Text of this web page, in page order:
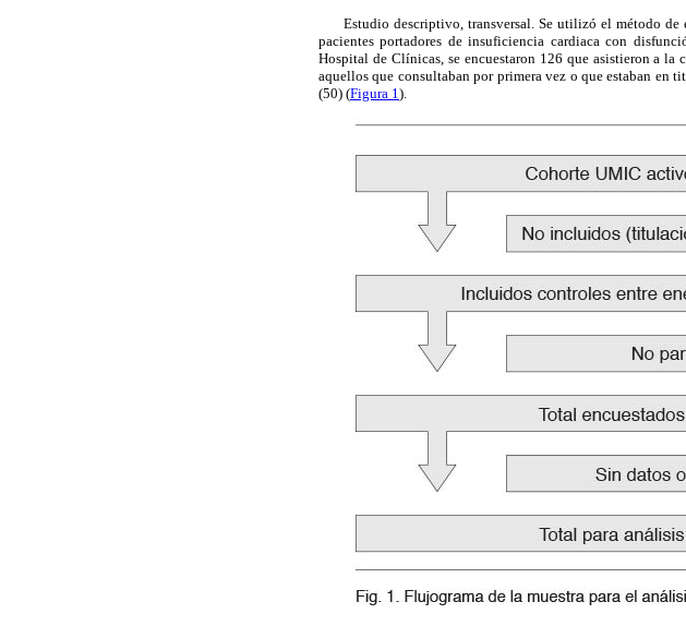
Estudio descriptivo, transversal. Se utilizó el método
pacientes portadores de insuficiencia cardiaca con
Hospital de Clínicas, se encuestaron 126 que asistieron a
aquellos que consultaban por primera vez o que estaban en
(50) (Figura 1).